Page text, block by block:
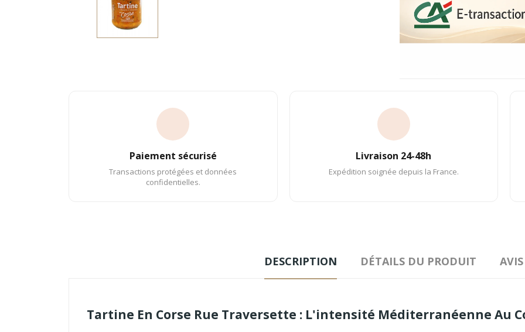
Paiement sécurisé
Transactions protégées et données
confidentielles.
Livraison 24-48h
Expédition soignée depuis la France.
DESCRIPTION DÉTAILS DU PRODUIT AVIS
Tartine En Corse Rue Traversette : L'intensité Méditerranéenne Au